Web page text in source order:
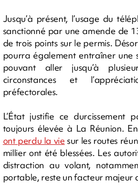
Jusqu’à présent, l’usage du
sanctionné par une amende de
de trois points sur le permis.
pourra également entraîner une
pouvant aller jusqu’à
circonstances et
préfectorales.
L’État justifie ce durcissement
toujours élevée à La Réunion.
ont perdu la vie sur les routes
millier ont été blessées. Les
distraction au volant,
portable, reste un facteur majeur